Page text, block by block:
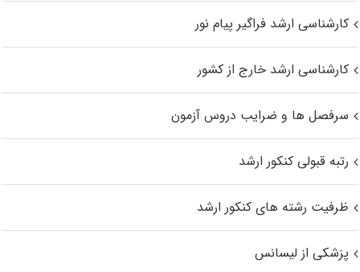
کارشناسی ارشد فراگیر پیام نور
کارشناسی ارشد خارج از کشور
سرفصل ها و ضرایب دروس آزمون
رتبه قبولی کنکور ارشد
ظرفیت رشته های کنکور ارشد
پزشکی از لیسانس